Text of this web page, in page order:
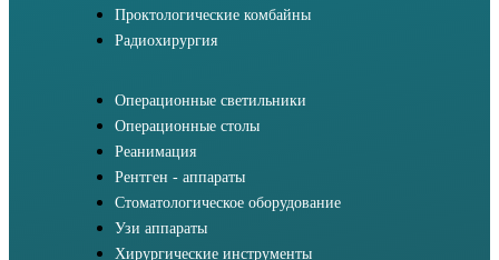
Проктологические комбайны
Радиохирургия
Операционные светильники
Операционные столы
Реанимация
Рентген - аппараты
Стоматологическое оборудование
Узи аппараты
Хирургические инструменты